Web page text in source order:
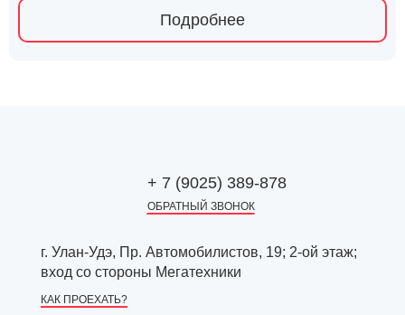
Подробнее
+ 7 (9025) 389-878
ОБРАТНЫЙ ЗВОНОК
г. Улан-Удэ, Пр. Автомобилистов, 19; 2-ой этаж;
вход со стороны Мегатехники
КАК ПРОЕХАТЬ?